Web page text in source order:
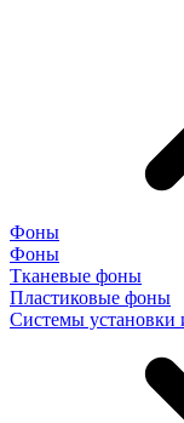
Фоны
Фоны
Тканевые фоны
Пластиковые фоны
Системы установки